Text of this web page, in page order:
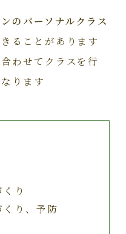
のパーソナルクラス
ることがあります
わせてクラスを行
ります
り
くり、予防